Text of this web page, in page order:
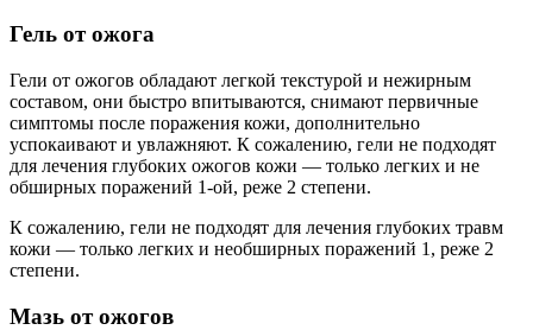
Гель от ожога
Гели от ожогов обладают легкой текстурой и нежирным
составом, они быстро впитываются, снимают первичные
симптомы после поражения кожи, дополнительно
успокаивают и увлажняют. К сожалению, гели не подходят
для лечения глубоких ожогов кожи — только легких и не
обширных поражений 1-ой, реже 2 степени.
К сожалению, гели не подходят для лечения глубоких травм
кожи — только легких и необширных поражений 1, реже 2
степени.
Мазь от ожогов